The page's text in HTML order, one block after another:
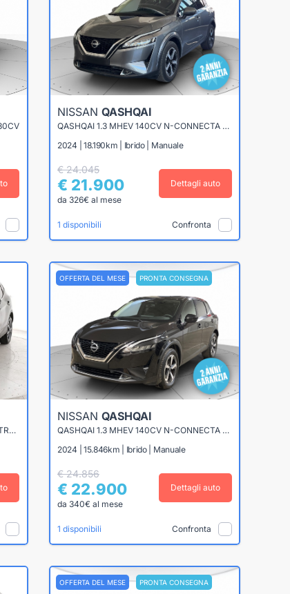
NISSAN QASHQAI
QASHQAI 1.3 MHEV 140CV N-CONNECTA 2WD
2024 | 18.190km | Ibrido | Manuale
€ 24.045
€ 21.900
da 326€ al mese
Dettagli auto
1 disponibili Confronta
QASHQAI 1.6 DCI TEKNA 2WD 130CV XTRONIC
OFFERTA DEL MESE PRONTA CONSEGNA
NISSAN QASHQAI
QASHQAI 1.3 MHEV 140CV N-CONNECTA 2WD
2024 | 15.846km | Ibrido | Manuale
€ 24.856
€ 22.900
da 340€ al mese
Dettagli auto
1 disponibili Confronta
OFFERTA DEL MESE PRONTA CONSEGNA